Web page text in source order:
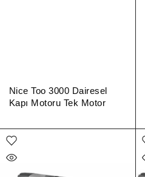
Nice Too 3000 Dairesel
Kapı Motoru Tek Motor